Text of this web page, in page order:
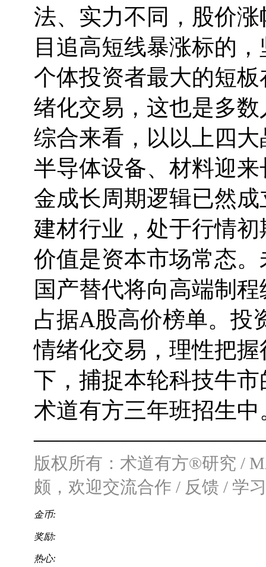
法、实力不同，股价
目追高短线暴涨标的
个体投资者最大的短
绪化交易，这也是多
综合来看，以以上四
半导体设备、材料迎
金成长周期逻辑已然
建材行业，处于行情
价值是资本市场常态
国产替代将向高端制
占据A股高价榜单。投
情绪化交易，理性把
下，捕捉本轮科技牛
术道有方三年班招生中
版权所有：术道有方®研究 /
颇，欢迎交流合作 / 反馈 / 学
金币:
奖励:
热心: